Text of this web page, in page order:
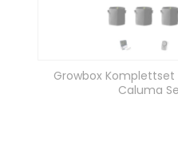
Growbox Komplettset
Caluma